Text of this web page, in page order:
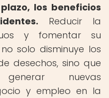
los beneficios
Reducir la
y fomentar su
solo disminuye los
desechos, sino que
nuevas
y empleo en la